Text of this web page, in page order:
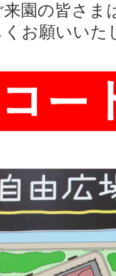
来園の皆さま
くお願いいた